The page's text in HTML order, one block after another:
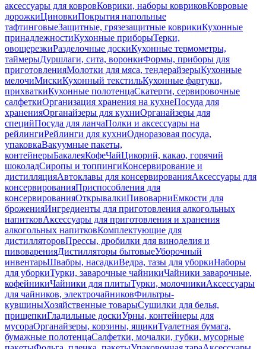
аксессуары для ковровКоврики, наборы ковриковКовровые
дорожкиЦиновкиПокрытия напольные
тафтинговыеЗащитные, грязезащитные коврикиКухонные
принадлежностиКухонные приборыТерки,
овощерезкиРазделочные доскиКухонные термометры,
таймерыДуршлаги, сита, воронкиФормы, приборы для
приготовленияМолотки для мяса, тендерайзерыКухонные
мелочиМискиКухонный текстильКухонные фартуки,
прихваткиКухонные полотенцаСкатерти, сервировочные
салфеткиОрганизация хранения на кухнеПосуда для
храненияОрганайзеры для кухниОрганайзеры для
специйПосуда для ланчаПолки и аксессуары на
рейлингиРейлинги для кухниОдноразовая посуда,
упаковкаВакуумные пакеты,
контейнерыБакалеяКофеЧайЦикорий, какао, горячий
шоколадСиропы и топпингиКонсервирование и
дистилляцияАвтоклавы для консервированияАксессуары для
консервированияПриспособления для
консервированияОткрывалкиПивоварниЕмкости для
броженияИнгредиенты для приготовления алкогольных
напитковАксессуары для приготовления и хранения
алкогольных напитковКомплектующие для
дистилляторовПрессы, дробилки для виноделия и
пивоваренияДистилляторы бытовыеУборочный
инвентарьШвабры, насадкиВедра, тазы для уборкиНаборы
для уборкиТурки, заварочные чайникиЧайники заварочные,
кофейникиЧайники для плитыТурки, молочникиАксессуары
для чайников, электрочайниковФильтры-
кувшиныХозяйственные товарыСушилки для белья,
прищепкиГладильные доскиУрны, контейнеры для
мусораОрганайзеры, корзины, ящикиТуалетная бумага,
бумажные полотенцаСалфетки, мочалки, губки, мусорные